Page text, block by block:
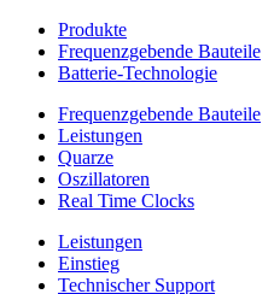
Produkte
Frequenzgebende Bauteile
Batterie-Technologie
Frequenzgebende Bauteile
Leistungen
Quarze
Oszillatoren
Real Time Clocks
Leistungen
Einstieg
Technischer Support